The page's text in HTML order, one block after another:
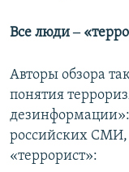
Все люди ‒
Авторы обзора
понятия
российских СМИ,
«террорист»: